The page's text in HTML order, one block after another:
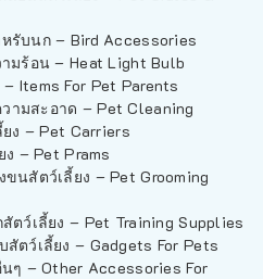
รับนก – Bird Accessories
มร้อน – Heat Light Bulb
Items For Pet Parents
มสะอาด – Pet Cleaning
ยง – Pet Carriers
ง – Pet Prams
นสัตว์เลี้ยง – Pet Grooming
ตว์เลี้ยง – Pet Training Supplies
สัตว์เลี้ยง – Gadgets For Pets
ๆ – Other Accessories For